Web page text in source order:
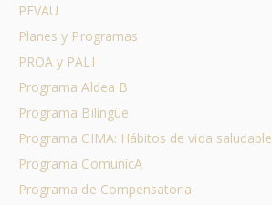
PEVAU
Planes y Programas
PROA y PALI
Programa Aldea B
Programa Bilingüe
Programa CIMA: Hábitos de vida saludable
Programa ComunicA
Programa de Compensatoria